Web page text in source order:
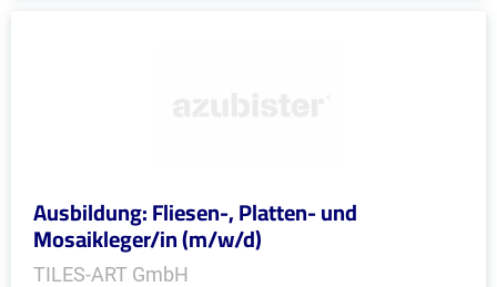
Ausbildung: Fliesen-, Platten- und
Mosaikleger/in (m/w/d)
TILES-ART GmbH